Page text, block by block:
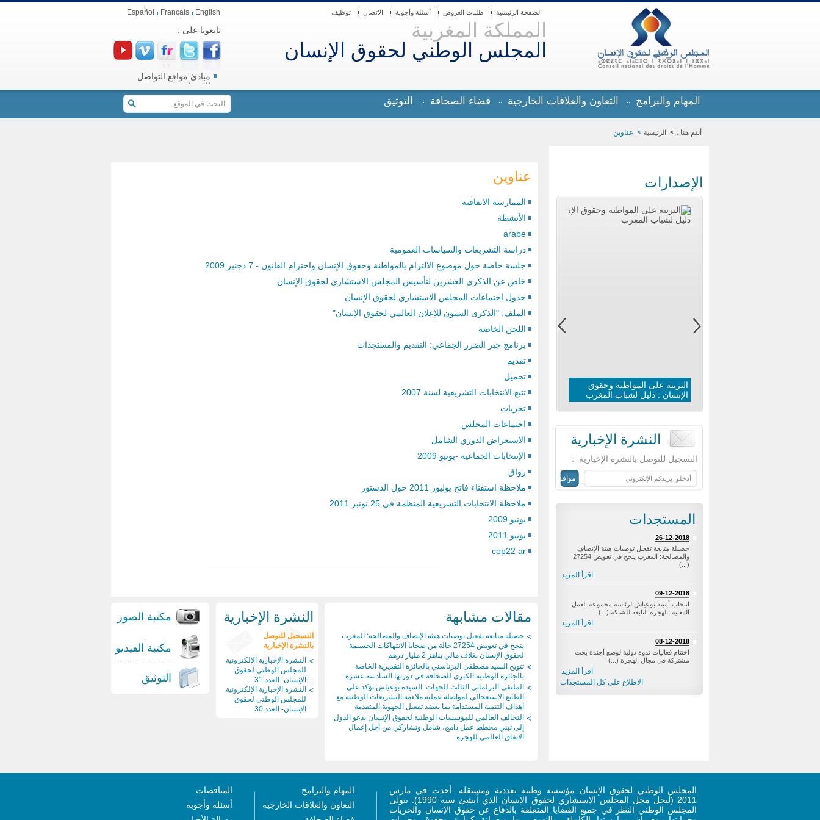
تجاوز إلى المحتوى الرئيسي
الصفحة الرئيسية طلبات العروض أسئلة وأجوبة الاتصال توظيف English
Français
Español
المملكة المغربية
المجلس الوطني لحقوق الإنسان
تابعونا على :
مبادئ مواقع التواصل
الاجتماعي
المهام والبرامج التعاون والعلاقات الخارجية فضاء الصحافة التوثيق
أنتم هنا : الرئيسية عناوين
الإصدارات
التربية على المواطنة وحقوق
الإنسان : دليل لشباب المغرب
التربية على المواطنة وحقوق
والمنهحيات ( دليل الأندية)
النشرة الإخبارية
‏التسجيل للتوصل بالنشرة الإخبارية ‏ :
المستجدات
26-12-2018
حصيلة متابعة تفعيل توصيات هيئة الإنصاف
والمصالحة: المغرب ينجح في تعويض 27254
(...)
اقرأ المزيد
09-12-2018
‎انتخاب أمينة بوعياش لرئاسة مجموعة العمل
المعنية بالهجرة التابعة للشبكة (...)
اقرأ المزيد
08-12-2018
اختتام فعاليات ندوة دولية لوضع أجندة بحث
مشتركة في مجال الهجرة (...)
اقرأ المزيد
الاطلاع على كل المستجدات
عناوين
الممارسة الاتفاقية
الأنشطة
arabe
دراسة التشريعات والسياسات العمومية
جلسة خاصة حول موضوع الالتزام بالمواطنة وحقوق الإنسان واحترام القانون - 7 دجنبر 2009
خاص عن الذكرى العشرين لتأسيس المجلس الاستشاري لحقوق الإنسان
جدول اجتماعات المجلس الاستشاري لحقوق الإنسان
الملف: "الذكرى الستون للإعلان العالمي لحقوق الإنسان"
اللجن الخاصة
برنامج جبر الضرر الجماعي: التقديم والمستجدات
تقديم
تحميل
تتبع الانتخابات التشريعية لسنة 2007
تحريات
اجتماعات المجلس
الاستعراض الدوري الشامل
الإنتخابات الجماعية -يونيو 2009
رواق
ملاحظة استفتاء فاتح يوليوز 2011 حول الدستور
ملاحظة الانتخابات التشريعية المنظمة في 25 نونبر 2011
يونيو 2009
يونيو 2011
cop22 ar
مقالات مشابهة
حصيلة متابعة تفعيل توصيات هيئة الإنصاف والمصالحة: المغرب
ينجح في تعويض 27254 حالة من ضحايا الانتهاكات الجسيمة
لحقوق الإنسان بغلاف مالي يناهز 2 مليار درهم
تتويج السيد مصطفى اليزناسني بالجائزة التقديرية الخاصة
بالجائزة الوطنية الكبرى للصحافة في دورتها السادسة عشرة
الملتقى البرلماني الثالث للجهات: السيدة بوعياش تؤكد على
الطابع الاستعجالي لمواصلة عملية ملاءمة التشريعات الوطنية مع
أهداف التنمية المستدامة بما يعضد تفعيل الجهوية المتقدمة
التحالف العالمي للمؤسسات الوطنية لحقوق الإنسان يدعو الدول
إلى تبني مخطط عمل دامج، شامل وتشاركي من أجل إعمال
الاتفاق العالمي للهجرة
النشرة الإخبارية
التسجيل للتوصل
بالنشرة الإخبارية
النشرة الإخبارية الإلكترونية
للمجلس الوطتي لحقوق
الإنسان- العدد 31
النشرة الإخبارية الإلكترونية
للمجلس الوطتي لحقوق
الإنسان- العدد 30
مكتبة الصور
مكتبة الفيديو
التوثيق
المجلس الوطني لحقوق الإنسان مؤسسة وطنية تعددية ومستقلة. أحدث في مارس
2011 (ليحل محل المجلس الاستشاري لحقوق الإنسان الذي أنشئ سنة 1990). يتولى
المجلس الوطني النظر في جميع القضايا المتعلقة بالدفاع عن حقوق الإنسان والحريات
المهام والبرامج
التعاون والعلاقات الخارجية
المناقصات
أسئلة وأجوبة